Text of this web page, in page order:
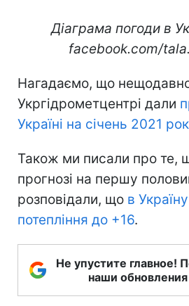
Діаграма погоди в
facebook.com/
Нагадаємо, що
Укргідрометцентрі дали
Україні на січень 2021
Також ми писали про те,
прогнозі на першу
розповідали, що в
потепління до +16.
Не упустите главное!
наши